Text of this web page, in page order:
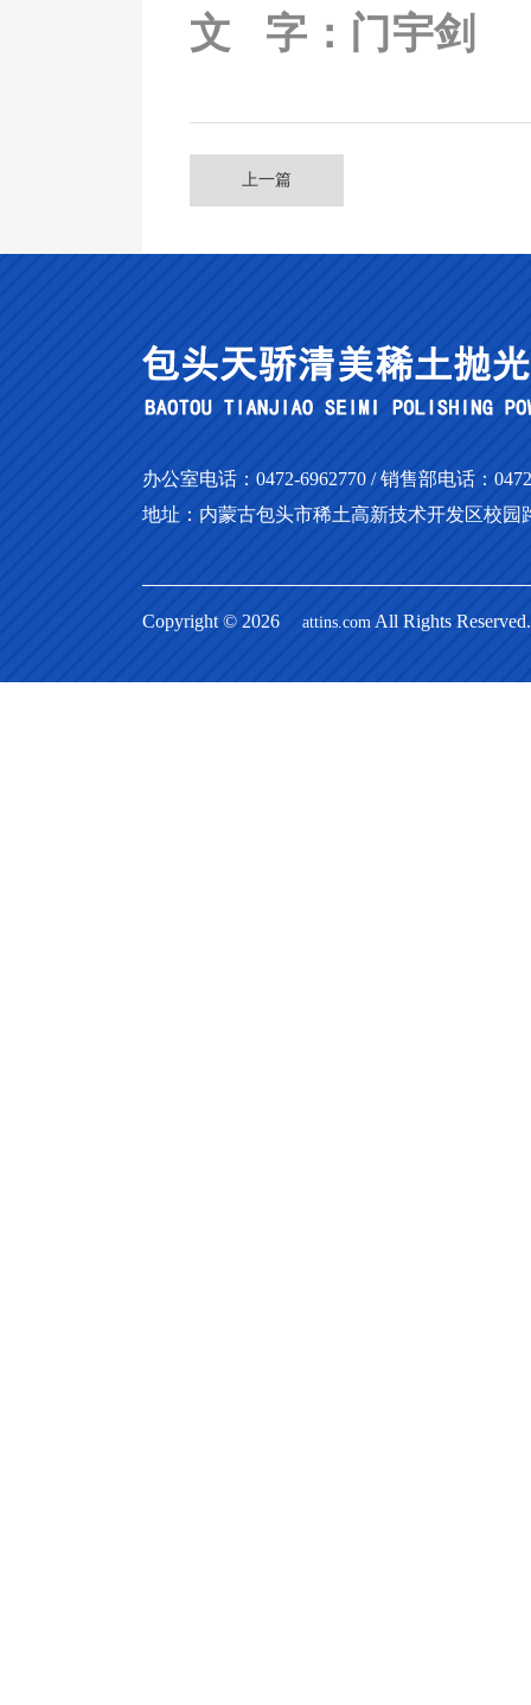
文 字 ：门宇剑
上一篇
办公室电话：0472-6962770 / 销售部电话：
地址：内蒙古包头市稀土高新技术开发区校园
Copyright © 2026 attins.com All Rights